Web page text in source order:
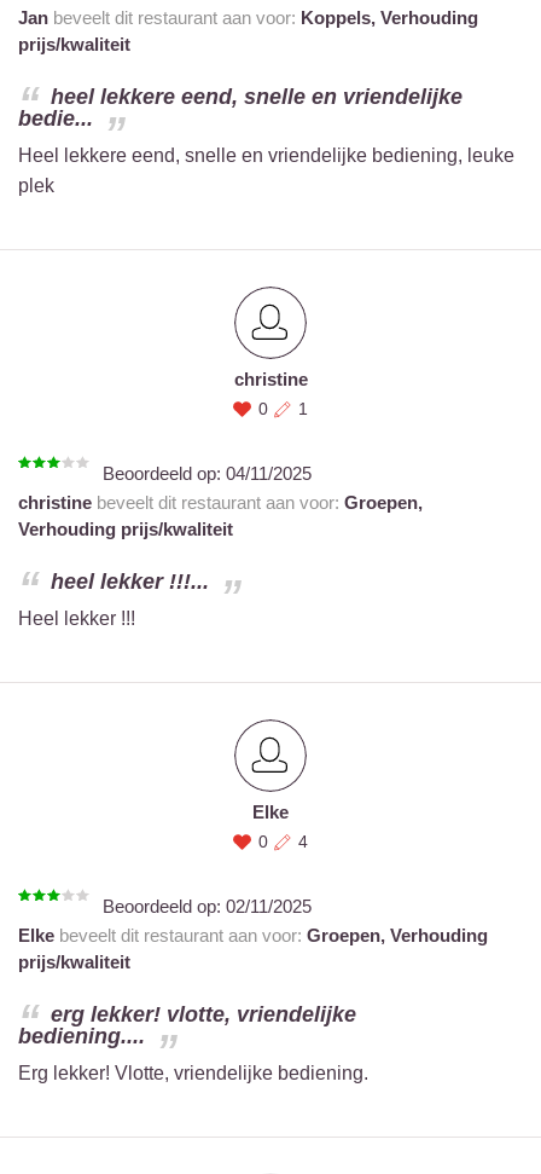
Jan beveelt dit restaurant aan voor: Koppels, Verhouding
prijs/kwaliteit
heel lekkere eend, snelle en vriendelijke
bedie...
Heel lekkere eend, snelle en vriendelijke bediening, leuke
plek
christine
0 1
Beoordeeld op: 04/11/2025
christine beveelt dit restaurant aan voor: Groepen,
Verhouding prijs/kwaliteit
heel lekker !!!...
Heel lekker !!!
Elke
0 4
Beoordeeld op: 02/11/2025
Elke beveelt dit restaurant aan voor: Groepen, Verhouding
prijs/kwaliteit
erg lekker! vlotte, vriendelijke
bediening....
Erg lekker! Vlotte, vriendelijke bediening.